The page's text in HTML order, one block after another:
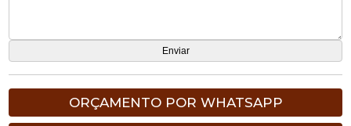
ORÇAMENTO POR WHATSAPP